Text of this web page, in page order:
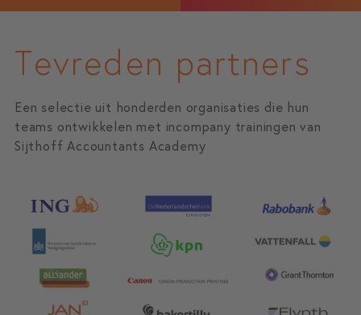
Tevreden partners
Een selectie uit honderden organisaties die hun
teams ontwikkelen met incompany trainingen van
Sijthoff Accountants Academy